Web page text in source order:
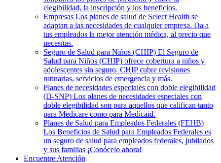
elegibilidad, la inscripción y los beneficios.
Empresas Los planes de salud de Select Health se
adaptan a las necesidades de cualquier empresa. Da a
tus empleados la mejor atención médica, al precio que
necesitas.
Seguro de Salud para Niños (CHIP) El Seguro de
Salud para Niños (CHIP) ofrece cobertura a niños y
adolescentes sin seguro. CHIP cubre revisiones
rutinarias, servicios de emergencia y más.
Planes de necesidades especiales con doble elegibilidad
(D-SNP) Los planes de necesidades especiales con
doble elegibilidad son para aquellos que califican tanto
para Medicare como para Medicaid.
Planes de Salud para Empleados Federales (FEHB)
Los Beneficios de Salud para Empleados Federales es
un seguro de salud para empleados federales, jubilados
y sus familias ¡Conócelo ahora!
Encuentre Atención